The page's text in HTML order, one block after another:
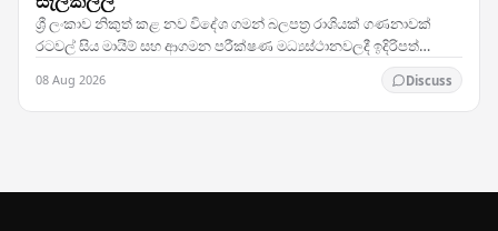
ශ්‍රී ලංකාව නිකුත් කළ නව විදේශ ගමන් බලපත්‍ර රාශියක් ගණනාවක්
රටවල් සිය මායිම් සහ ආගමන පරීක්ෂණ මධ්‍යස්ථානවලදී ඉදිරිපත්
08 Aug 2026 Discuss